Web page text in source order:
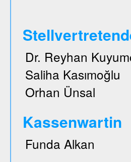
Dr. Reyhan
Saliha Kasımoğlu
Orhan Ünsal
Kassenwartin
Funda Alkan